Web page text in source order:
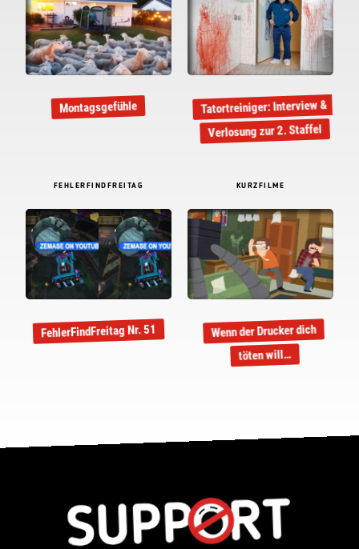
Montagsgefühle Tatortreiniger: Interview &
Verlosung zur 2. Staffel
FEHLERFINDFREITAG
FehlerFindFreitag Nr. 51
KURZFILME
Wenn der Drucker dich
töten will…